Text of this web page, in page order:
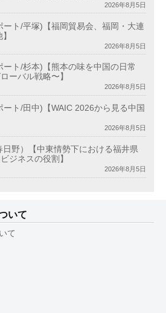
2026年8月5日
ート/平塚)【福岡貿易会、福岡・大連
2026年8月5日
ート/杉本)【熊本の味を中国の日常
ーバル戦略〜】
2026年8月5日
ト/田中)【WAIC 2026から見る中国
2026年8月5日
日野）【中東情勢下における福井県
ジネスの役割】
2026年8月5日
いて
て